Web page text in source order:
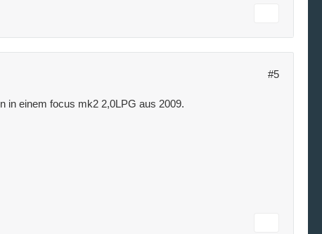
#5
in einem focus mk2 2,0LPG aus 2009.